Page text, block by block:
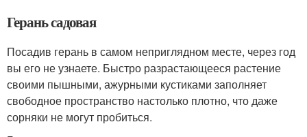
Герань садовая
Посадив герань в самом неприглядном месте, через год
вы его не узнаете. Быстро разрастающееся растение
своими пышными, ажурными кустиками заполняет
свободное пространство настолько плотно, что даже
сорняки не могут пробиться.